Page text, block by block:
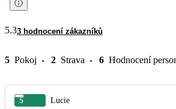
5.33 hodnocení zákazníků
5 Pokoj 2 Strava 6 Hodnocení
5 Lucie